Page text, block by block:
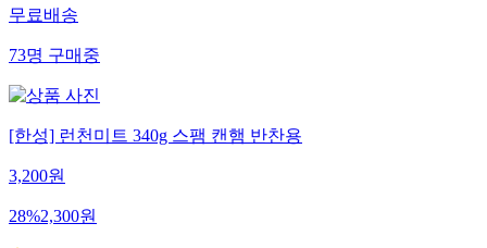
무료배송
73명구매중
[한성] 런천미트 340g 스팸 캔햄 반찬용
3,200원
28%2,300원